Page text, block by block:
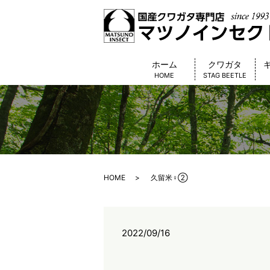
ホーム
HOME
クワガタ
STAG BEETLE
HOME 久留米♀②
2022/09/16